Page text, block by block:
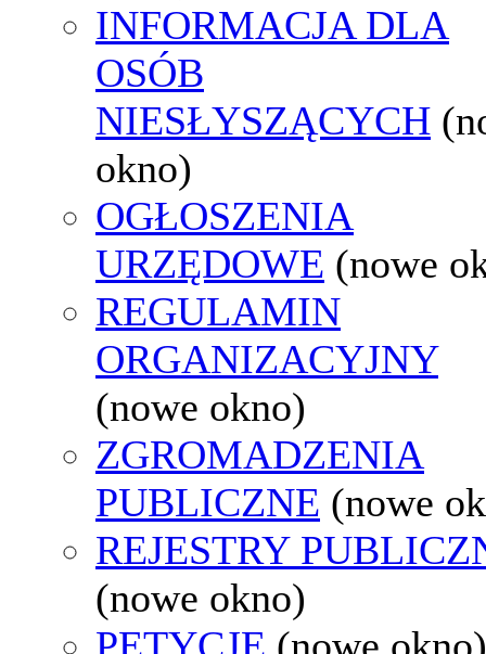
INFORMACJA DLA
OSÓB
NIESŁYSZĄCYCH
okno)
OGŁOSZENIA
URZĘDOWE (nowe
REGULAMIN
ORGANIZACYJNY
(nowe okno)
ZGROMADZENIA
PUBLICZNE (nowe
REJESTRY
(nowe okno)